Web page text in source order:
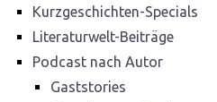
Kurzgeschichten-Specials
Literaturwelt-Beiträge
Podcast nach Autor
Gaststories